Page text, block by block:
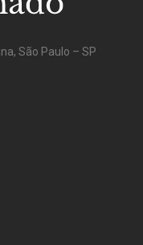
São Paulo – SP